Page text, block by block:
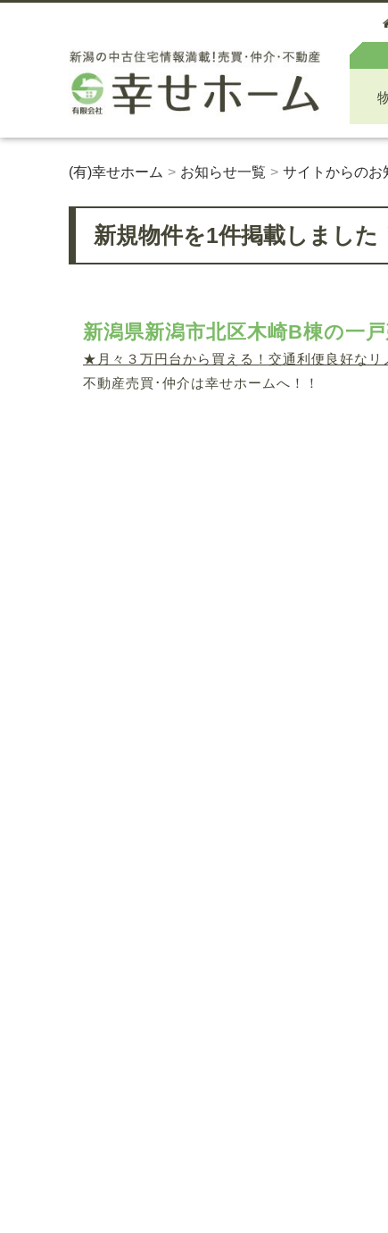
(有)幸せホーム お知らせ一覧 サイトからのお
新規物件を1件掲載しました
新潟県新潟市北区木崎B棟の一
★月々３万円台から買える！交通利便良好な
不動産売買･仲介は幸せホームへ！！